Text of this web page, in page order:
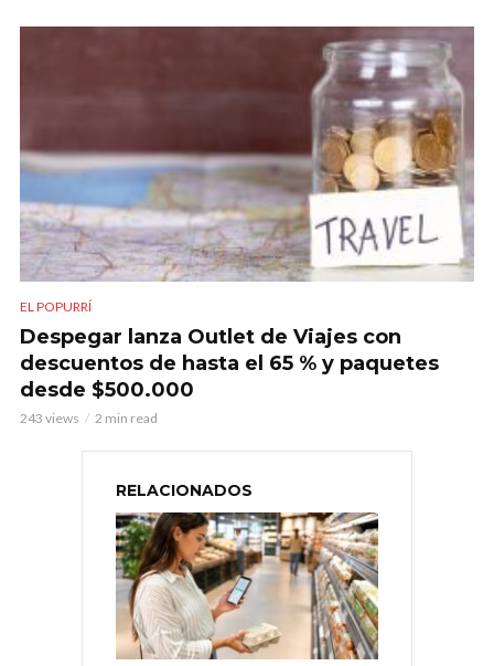
EL POPURRÍ
Despegar lanza Outlet de Viajes con
descuentos de hasta el 65 % y paquetes
desde $500.000
243 views 2 min read
RELACIONADOS